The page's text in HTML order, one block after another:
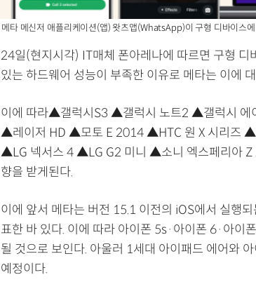
메타 메신저 애플리케이션(앱) 왓츠앱(WhatsApp)이 구형 디바이스
24일(현지시각) IT매체 폰아레나에 따르면 구형 디
있는 하드웨어 성능이 부족한 이유로 메타는 이에
이에 따라▲갤럭시S3 ▲갤럭시 노트2 ▲갤럭시
▲레이저 HD ▲모토 E 2014 ▲HTC 원 X 시리즈
▲LG 넥서스 4 ▲LG G2 미니 ▲소니 엑스페리아
향을 받게된다.
이에 앞서 메타는 버전 15.1 이전의 iOS에서 실행
표한 바 있다. 이에 따라 아이폰 5s·아이폰 6·아이
될 것으로 보인다. 아울러 1세대 아이패드 에어와
예정이다.